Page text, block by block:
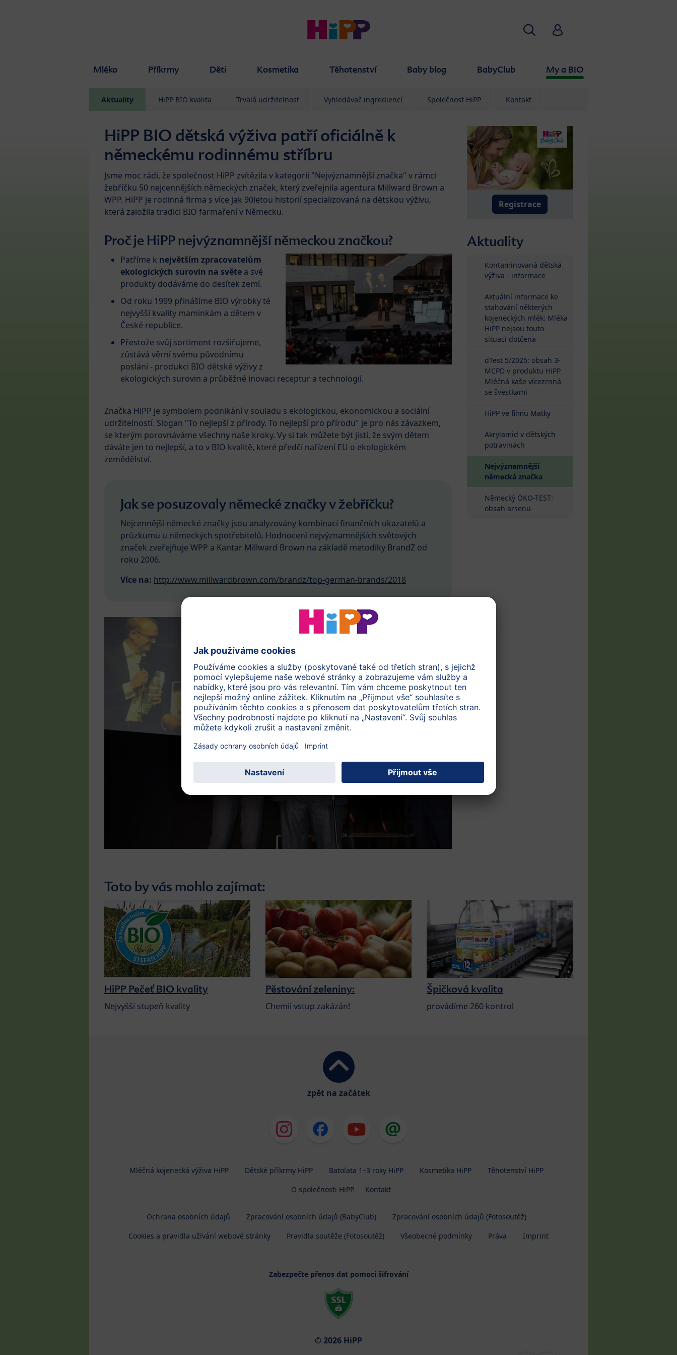
Mléko Příkrmy Děti Kosmetika Těhotenství Baby blog BabyClub My a BIO
VyhledáváníHiPP Babyclub
Aktuality HiPP BIO kvalita Trvalá udržitelnost Vyhledávač ingrediencí Společnost HiPP Kontakt
HiPP BIO dětská výživa patří oficiálně k
německému rodinnému stříbru
Jsme moc rádi, že společnost HiPP zvítězila v kategorii "Nejvýznamnější značka" v rámci
žebříčku 50 nejcennějších německých značek, který zveřejnila agentura Millward Brown a
WPP. HiPP je rodinná firma s více jak 90letou historií specializovaná na dětskou výživu,
která založila tradici BIO farmaření v Německu.
Proč je HiPP nejvýznamnější německou značkou?
Patříme k největším zpracovatelům
ekologických surovin na světe a své
produkty dodáváme do desítek zemí.
Od roku 1999 přinášíme BIO výrobky té
nejvyšší kvality maminkám a dětem v
České republice.
Přestože svůj sortiment rozšiřujeme,
zůstává věrní svému původnímu
poslání - produkci BIO dětské výživy z
ekologických surovin a průběžné inovaci receptur a technologií.
Značka HiPP je symbolem podnikání v souladu s ekologickou, ekonomickou a sociální
udržitelností. Slogan "To nejlepší z přírody. To nejlepší pro přírodu" je pro nás závazkem,
se kterým porovnáváme všechny naše kroky. Vy si tak můžete být jistí, že svým dětem
dáváte jen to nejlepší, a to v BIO kvalitě, které předčí nařízení EU o ekologickém
zemědělství.
Jak se posuzovaly německé značky v žebříčku?
Nejcennější německé značky jsou analyzovány kombinací finančních ukazatelů a
průzkumu u německých spotřebitelů. Hodnocení nejvýznamnějších světových
značek zveřejňuje WPP a Kantar Millward Brown na základě metodiky BrandZ od
roku 2006.
Více na: http://www.millwardbrown.com/brandz/top-german-brands/2018
Registrace
Aktuality
Kontaminovaná dětská
výživa - informace
Aktuální informace ke
stahování některých
kojeneckých mlék: Mléka
HiPP nejsou touto
situací dotčena
dTest 5/2025: obsah 3-
MCPD v produktu HiPP
Mléčná kaše vícezrnná
se švestkami
HiPP ve filmu Matky
Akrylamid v dětských
potravinách
Nejvýznamnější
německá značka
Německý ÖKO-TEST:
obsah arsenu
Toto by vás mohlo zajímat:
HiPP Pečeť BIO kvality
Nejvyšší stupeň kvality
Pěstování zeleniny:
Chemii vstup zakázán!
Špičková kvalita
provádíme 260 kontrol
zpět na začátek
Mléčná kojenecká výživa HiPP Dětské příkrmy HiPP Batolata 1–3 roky HiPP Kosmetika HiPP
Těhotenství HiPP
O společnosti HiPP
Kontakt
Ochrana osobních údajů Zpracování osobních údajů (BabyClub)
Zpracování osobních údajů (Fotosoutěž)
Cookies a pravidla užívání webové stránky
Pravidla soutěže (Fotosoutěž) Všeobecné podmínky Práva Imprint
Zabezpečte přenos dat pomocí šifrování
© 2026 HiPP